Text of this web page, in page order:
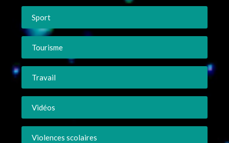
Sport
Tourisme
Travail
Vidéos
Violences scolaires